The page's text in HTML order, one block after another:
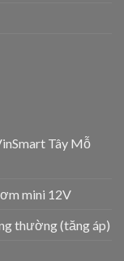
Tây Mỗ
mini 12V
thường (tăng áp)